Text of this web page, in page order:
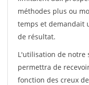
méthodes plus ou
temps et demandait
de résultat.
L'utilisation de notre
permettra de
fonction des creux